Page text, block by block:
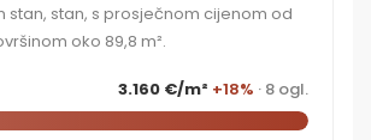
stan, stan, s prosječnom cijenom od
oko 89,8 m².
3.160 €/m² +18% · 8 ogl.